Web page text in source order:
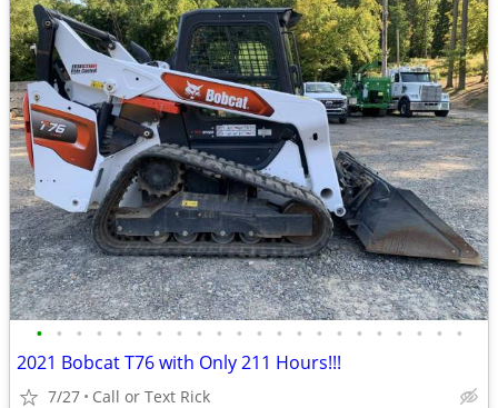
• • • • • • • • • • • • • • • • • • • • • •
2021 Bobcat T76 with Only 211 Hours!!!
7/27 Call or Text Rick